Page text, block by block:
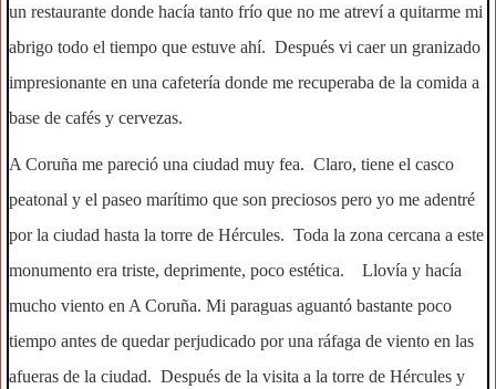
un restaurante donde hacía tanto frío que no me atreví a quitarme mi
abrigo todo el tiempo que estuve ahí. Después vi caer un granizado
impresionante en una cafetería donde me recuperaba de la comida a
base de cafés y cervezas.
A Coruña me pareció una ciudad muy fea. Claro, tiene el casco
peatonal y el paseo marítimo que son preciosos pero yo me adentré
por la ciudad hasta la torre de Hércules. Toda la zona cercana a este
monumento era triste, deprimente, poco estética. Llovía y hacía
mucho viento en A Coruña. Mi paraguas aguantó bastante poco
tiempo antes de quedar perjudicado por una ráfaga de viento en las
afueras de la ciudad. Después de la visita a la torre de Hércules y